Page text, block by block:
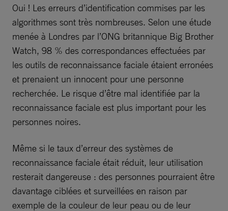
Oui ! Les erreurs d’identification commises par les
algorithmes sont très nombreuses. Selon une étude
menée à Londres par l’ONG britannique Big Brother
Watch, 98 % des correspondances effectuées par
les outils de reconnaissance faciale étaient erronées
et prenaient un innocent pour une personne
recherchée. Le risque d’être mal identifiée par la
reconnaissance faciale est plus important pour les
personnes noires.
Même si le taux d’erreur des systèmes de
reconnaissance faciale était réduit, leur utilisation
resterait dangereuse : des personnes pourraient être
davantage ciblées et surveillées en raison par
exemple de la couleur de leur peau ou de leur